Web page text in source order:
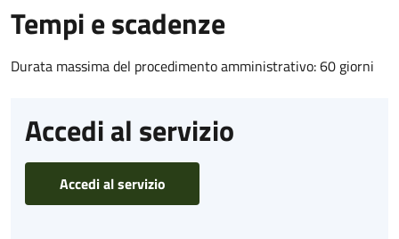
Tempi e scadenze
Durata massima del procedimento amministrativo: 60 giorni
Accedi al servizio
Accedi al servizio